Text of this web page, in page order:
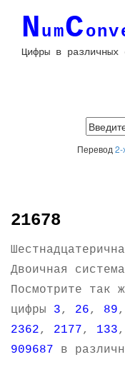
NumC
Цифры в различных
Перевод 2-
21678
Двоичная
Посмотрите так
цифры 3, 26, 89,
2362, 2177, 133,
909687 в